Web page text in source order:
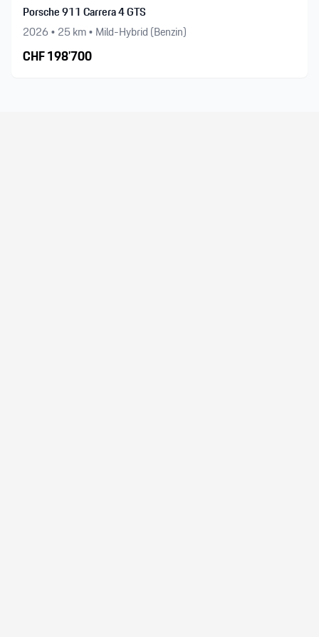
Porsche 911 Carrera 4 GTS
2026• 25km • Mild-Hybrid (Benzin)
CHF198’700